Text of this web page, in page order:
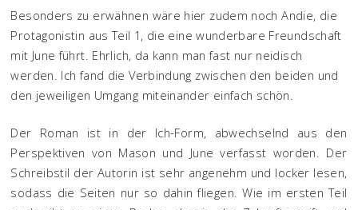
Besonders zu erwähnen wäre hier zudem noch Andie, die
Protagonistin aus Teil 1, die eine wunderbare Freundschaft
mit June führt. Ehrlich, da kann man fast nur neidisch
werden. Ich fand die Verbindung zwischen den beiden und
den jeweiligen Umgang miteinander einfach schön.
Der Roman ist in der Ich-Form, abwechselnd aus den
Perspektiven von Mason und June verfasst worden. Der
Schreibstil der Autorin ist sehr angenehm und locker lesen,
sodass die Seiten nur so dahin fliegen. Wie im ersten Teil